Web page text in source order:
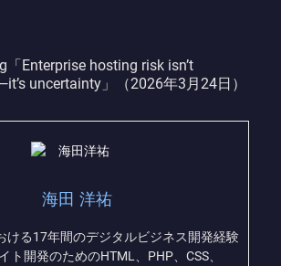
「Enterprise hosting risk isn’t
uncertainty」（2026年3月24日）
海田 洋祐
ける17年間のデジタルビジネス開発経験
ト開発のためのHTML、PHP、CSS、